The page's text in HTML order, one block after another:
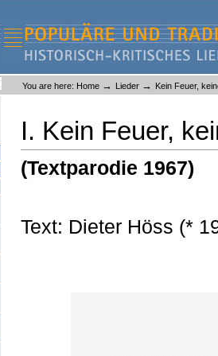
Liederlexikon
You are here: Home → Lieder → Kein Feuer,
I. Kein Feuer,
(Textparodie 1967)
Text: Dieter Höss (*